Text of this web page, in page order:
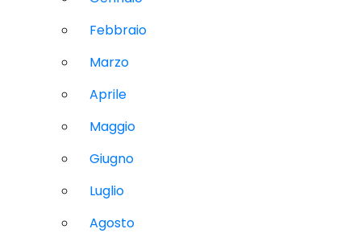
Febbraio
Marzo
Aprile
Maggio
Giugno
Luglio
Agosto